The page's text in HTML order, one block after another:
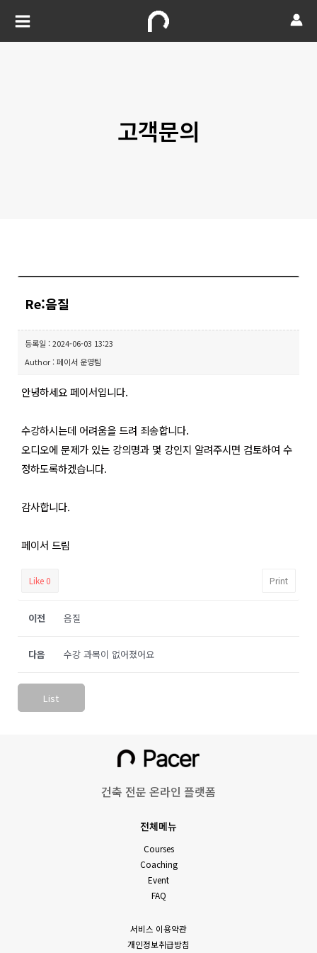
고객문의
Re:음질
등록일 : 2024-06-03 13:23
Author : 페이서 운영팀
안녕하세요 페이서입니다.
수강하시는데 어려움을 드려 죄송합니다.
오디오에 문제가 있는 강의명과 몇 강인지 알려주시면 검토하여 수
정하도록하겠습니다.
감사합니다.
페이서 드림
Like 0 Print
이전 음질
수강 과목이 없어졌어요
다음
List
건축 전문 온라인 플랫폼
전체메뉴
Courses
Coaching
Event
FAQ
서비스 이용약관
개인정보취급방침